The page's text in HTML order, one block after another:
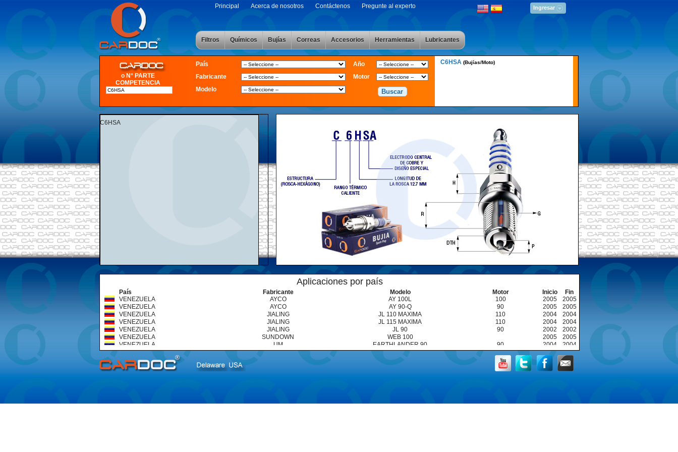
Principal Acerca de nosotros Contáctenos Pregunte al experto Ingresar
Filtros Químicos Bujías Correas Accesorios Herramientas Lubricantes
o N° PARTE
COMPETENCIA
País
Fabricante
Modelo
Año
Motor
C6HSA (Bujías/Moto)
C6HSA
Aplicaciones por país
País Fabricante Modelo Motor Inicio
Fin
VENEZUELA
AYCO AY 100L 100 2005
2005
VENEZUELA
AYCO AY 90-Q 90 2005
2005
VENEZUELA
JIALING JL 110 MAXIMA 110 2004
2004
VENEZUELA
JIALING JL 115 MAXIMA 110 2004
2004
VENEZUELA
JIALING JL 90 90 2002
2002
VENEZUELA
SUNDOWN WEB 100 2005
2005
VENEZUELA
UM EARTHLANDER 90 90 2004
2004
VENEZUELA
UM MAGNETIC 100 100 2004
2004
VENEZUELA
VENUS 110 110 2005
2005
VENEZUELA
115 2005
2005
VENEZUELA
YAMAHA YD 110 LIBERO 110 2006 2006